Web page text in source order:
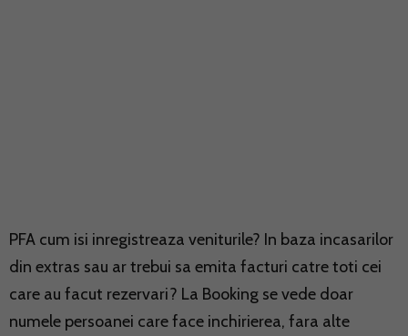
PFA cum isi inregistreaza veniturile? In baza incasarilor
din extras sau ar trebui sa emita facturi catre toti cei
care au facut rezervari? La Booking se vede doar
numele persoanei care face inchirierea, fara alte